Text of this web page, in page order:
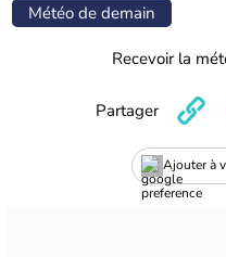
Météo de demain
Recevoir la
Ajouter à
Partager